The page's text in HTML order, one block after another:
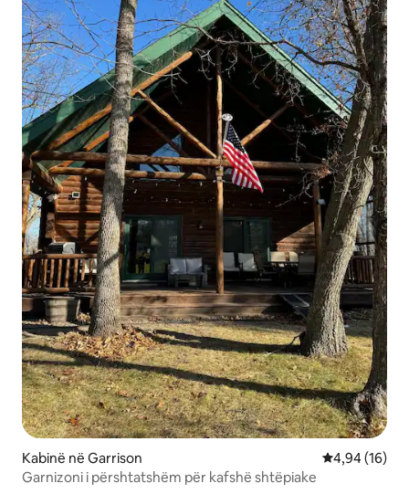
Kabinë në Garrison Vlerësimi
4,94 (16)
Garnizoni i përshtatshëm për kafshë shtëpiake